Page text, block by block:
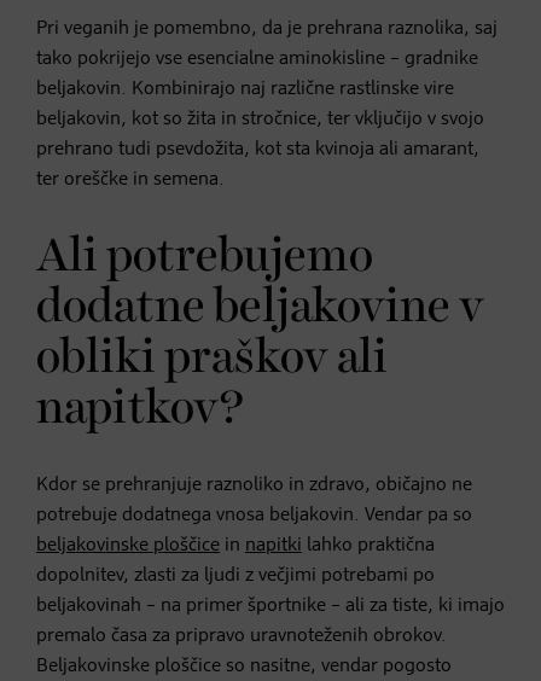
Pri veganih je pomembno, da je prehrana raznolika, saj
tako pokrijejo vse esencialne aminokisline – gradnike
beljakovin. Kombinirajo naj različne rastlinske vire
beljakovin, kot so žita in stročnice, ter vključijo v svojo
prehrano tudi psevdožita, kot sta kvinoja ali amarant,
ter oreščke in semena.
Ali potrebujemo
dodatne beljakovine v
obliki praškov ali
napitkov?
Kdor se prehranjuje raznoliko in zdravo, običajno ne
potrebuje dodatnega vnosa beljakovin. Vendar pa so
beljakovinske ploščice in napitki lahko praktična
dopolnitev, zlasti za ljudi z večjimi potrebami po
beljakovinah – na primer športnike – ali za tiste, ki imajo
premalo časa za pripravo uravnoteženih obrokov.
Beljakovinske ploščice so nasitne, vendar pogosto